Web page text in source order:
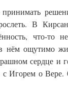
принимать
В
что-
ощутимо
сердце и
Игорем о